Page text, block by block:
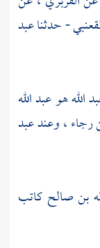
- حدثناعبد
الله هو عبد الله
رجاء، وعندعبد
بن صالح كاتب